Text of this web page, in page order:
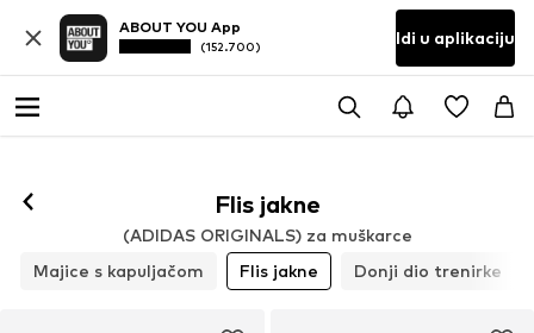
ABOUT YOU App
(152.700) Idi u aplikaciju
Flis jakne
(ADIDAS ORIGINALS) za muškarce
Majice s kapuljačom
Flis jakne Donji dio trenirke